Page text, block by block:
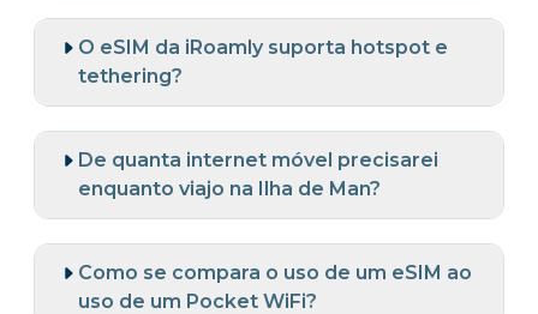
O eSIM da iRoamly suporta hotspot e
tethering?
De quanta internet móvel precisarei
enquanto viajo na Ilha de Man?
Como se compara o uso de um eSIM ao
uso de um Pocket WiFi?